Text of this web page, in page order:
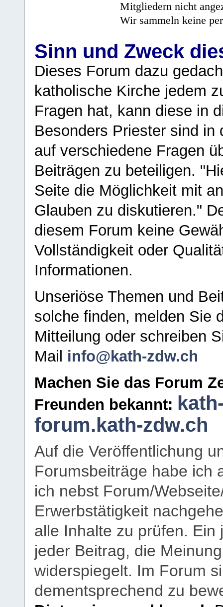
Mitgliedern nicht
Wir sammeln keine
Sinn und Zweck
Dieses Forum dazu
katholische Kirche jedem
Fragen hat, kann diese in
Besonders Priester sind in
auf verschiedene Fragen
Beiträgen zu beteiligen.
Seite die Möglichkeit mit
Glauben zu diskutieren."
diesem Forum keine
Vollständigkeit oder
Informationen.
Unseriöse Themen und
solche finden, melden Sie
Mitteilung oder schreiben
Mail info@kath-zdw.ch
Machen Sie das Forum
Freunden bekannt:
forum.kath-zdw.ch
Auf die Veröffentlichung
Forumsbeiträge habe ich
ich nebst Forum/
Erwerbstätigkeit
alle Inhalte zu prüfen.
jeder Beitrag, die
widerspiegelt. Im Forum
dementsprechend zu